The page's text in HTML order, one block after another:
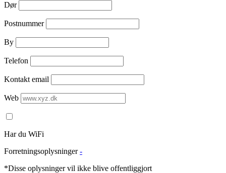
Dør
Postnummer
By
Telefon
Kontakt email
Web
Har du WiFi
Forretningsoplysninger -
*Disse oplysninger vil ikke blive offentliggjort